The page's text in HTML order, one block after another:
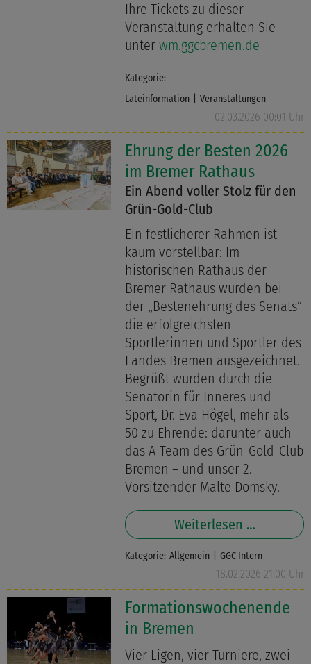
Ihre Tickets zu dieser
Veranstaltung erhalten Sie
unter wm.ggcbremen.de
Kategorie:
Lateinformation
Veranstaltungen
02.03.2026 00:01 Uhr
Ehrung der Besten 2026
im Bremer Rathaus
Ein Abend voller Stolz für den
Grün-Gold-Club
Ein festlicherer Rahmen ist
kaum vorstellbar: Im
historischen Rathaus der
Bremer Rathaus wurden bei
der „Bestenehrung des Senats“
die erfolgreichsten
Sportlerinnen und Sportler des
Landes Bremen ausgezeichnet.
Begrüßt wurden durch die
Senatorin für Inneres und
Sport, Dr. Eva Högel, mehr als
50 zu Ehrende: darunter auch
das A-Team des Grün-Gold-Club
Bremen – und unser 2.
Vorsitzender Malte Domsky.
Weiterlesen …
Kategorie: Allgemein GGC Intern
18.02.2026 21:00 Uhr
Formationswochenende
in Bremen
Vier Ligen, vier Turniere, zwei